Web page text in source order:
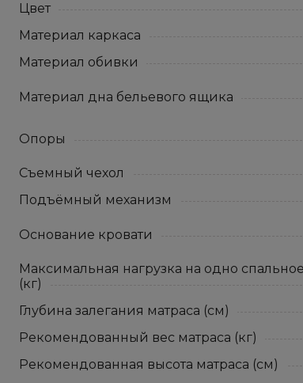
Цвет
Материал каркаса
Материал обивки
Материал дна бельевого ящика
Опоры
Съемный чехол
Подъёмный механизм
Основание кровати
Максимальная нагрузка на одно
(кг)
Глубина залегания матраса (см)
Рекомендованный вес матраса (кг)
Рекомендованная высота матраса (см)